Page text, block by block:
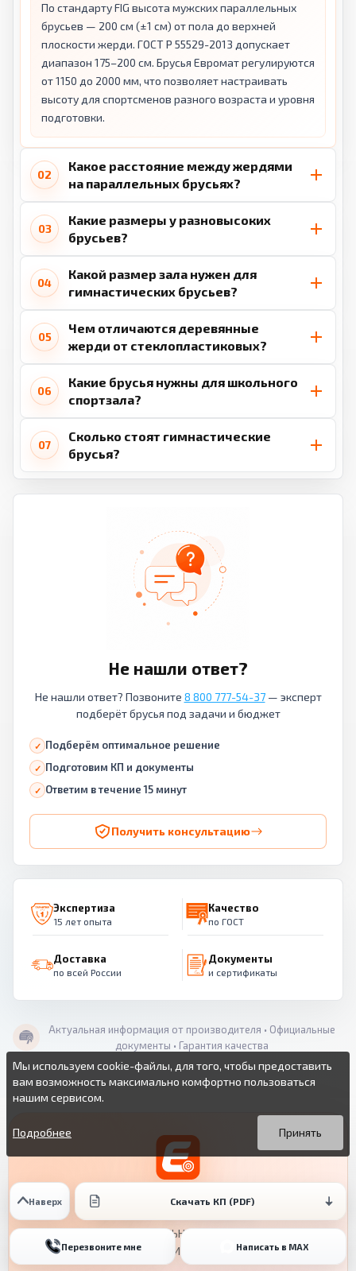
По стандарту FIG высота мужских параллельных
брусьев — 200 см (±1 см) от пола до верхней
плоскости жерди. ГОСТ Р 55529-2013 допускает
диапазон 175–200 см. Брусья Евромат регулируются
от 1150 до 2000 мм, что позволяет настраивать
высоту для спортсменов разного возраста и уровня
подготовки.
02
Какое расстояние между жердями
на параллельных брусьях?
03
Какие размеры у разновысоких
брусьев?
04
Какой размер зала нужен для
гимнастических брусьев?
05
Чем отличаются деревянные
жерди от стеклопластиковых?
06
Какие брусья нужны для школьного
спортзала?
07
Сколько стоят гимнастические
брусья?
Не нашли ответ?
Не нашли ответ? Позвоните 8 800 777-54-37— эксперт
подберёт брусья под задачи и бюджет
Подберём оптимальное решение
Подготовим КП и документы
Ответим в течение 15 минут
Получить консультацию
Экспертиза
15 лет опыта
Качество
по ГОСТ
Доставка
по всей России
Документы
и сертификаты
Актуальная информация от производителя • Официальные
документы • Гарантия качества
Наверх Скачать КП (PDF)
Перезвоните мне Написать в MAX
ЕВРОМАТ
ПРОФЕССИОНАЛЬНЫЕ ПОКРЫТИЯ И
ОБОРУДОВАНИЕ С 2010 ГОДА
Мы используем cookie-файлы, для того, чтобы предоставить
вам возможность максимально комфортно пользоваться
нашим сервисом.
Вы можете подробнее прочитать о cookie-файлах в открытых
источниках или изменить настройки своего браузера.
Продолжая пользоваться данным сайтом без изменения
настроек вы даете согласие на использование ваших cookie-
Принять
Подробнее